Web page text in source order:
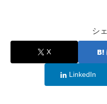
シ
X
LinkedIn